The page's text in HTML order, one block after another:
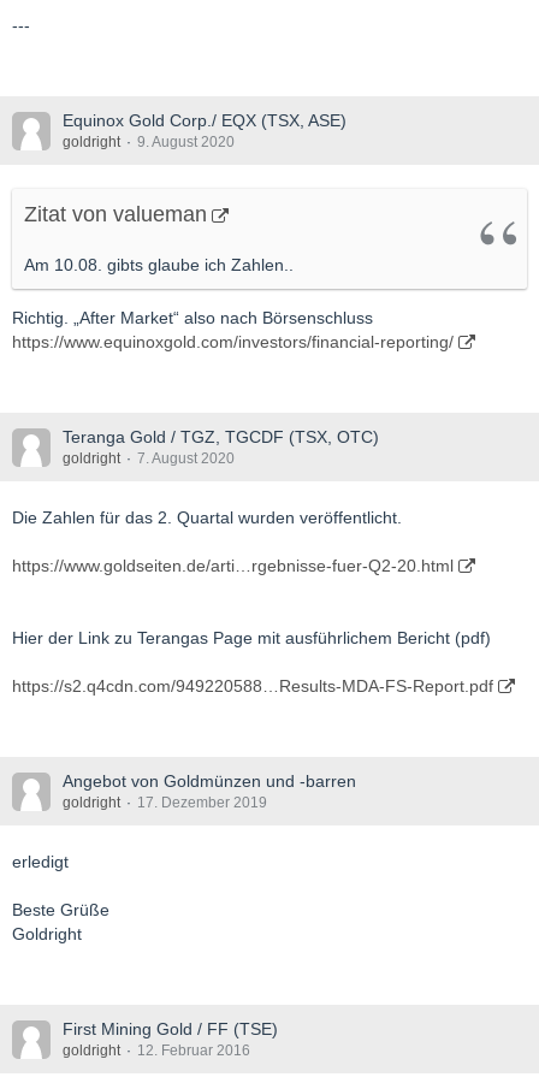
---
Equinox Gold Corp./ EQX (TSX, ASE)
goldright 9. August 2020
Zitat von valueman
Am 10.08. gibts glaube ich Zahlen..
Richtig. „After Market“ also nach Börsenschluss
https://www.equinoxgold.com/investors/financial-reporting/
Teranga Gold / TGZ, TGCDF (TSX, OTC)
goldright 7. August 2020
Die Zahlen für das 2. Quartal wurden veröffentlicht.
https://www.goldseiten.de/arti…rgebnisse-fuer-Q2-20.html
Hier der Link zu Terangas Page mit ausführlichem Bericht (pdf)
https://s2.q4cdn.com/949220588…Results-MDA-FS-Report.pdf
Angebot von Goldmünzen und -barren
goldright 17. Dezember 2019
erledigt
Beste Grüße
Goldright
First Mining Gold / FF (TSE)
goldright 12. Februar 2016